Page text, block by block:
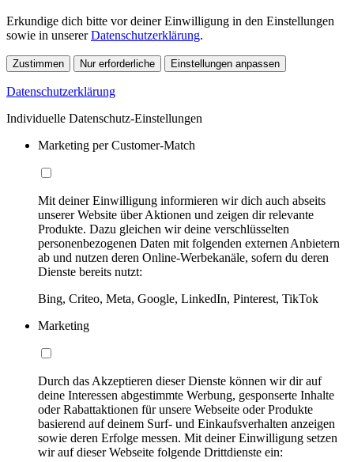
Erkundige dich bitte vor deiner Einwilligung in den Einstellungen
sowie in unsererDatenschutzerklärung.
Zustimmen Nur erforderliche Einstellungen anpassen
Datenschutzerklärung
Individuelle Datenschutz-Einstellungen
Marketing per Customer-Match
Mit deiner Einwilligung informieren wir dich auch abseits
unserer Website über Aktionen und zeigen dir relevante
Produkte. Dazu gleichen wir deine verschlüsselten
personenbezogenen Daten mit folgenden externen Anbietern
ab und nutzen deren Online-Werbekanäle, sofern du deren
Dienste bereits nutzt:
Bing, Criteo, Meta, Google, LinkedIn, Pinterest, TikTok
Marketing
Durch das Akzeptieren dieser Dienste können wir dir auf
deine Interessen abgestimmte Werbung, gesponserte Inhalte
oder Rabattaktionen für unsere Webseite oder Produkte
basierend auf deinem Surf- und Einkaufsverhalten anzeigen
sowie deren Erfolge messen. Mit deiner Einwilligung setzen
wir auf dieser Webseite folgende Drittdienste ein: